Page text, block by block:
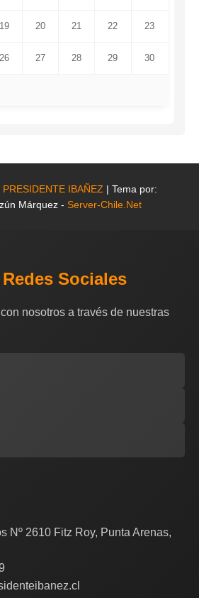
19 20 21 22 23
26 27 28 29 30
PRESIDENTE IBAÑEZ | Tema por:
Márquez - Server-Chile.Net
Sociales
nosotros a través de nuestras
Nº 2610 Fitz Roy, Punta Arenas,